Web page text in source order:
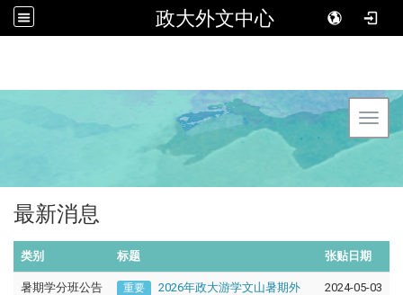
政大外文中心
最新消息
类别 标题 张贴日期
暑期学分班公告 重要
2026年政大游学文山暑期外
2024-05-03